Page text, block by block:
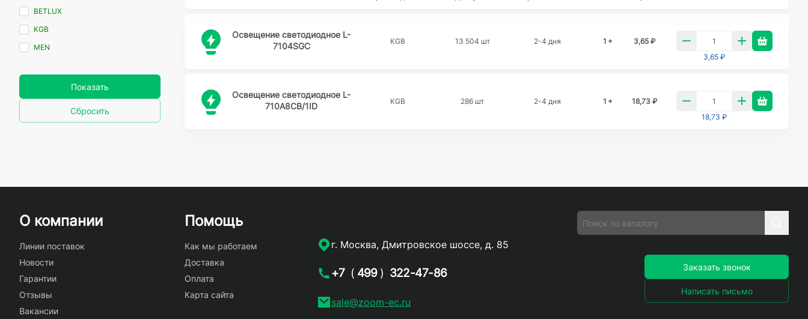
BETLUX
KGB
MEN
Показать
Сбросить
Освещение светодиодное L-
7104SGC
KGB 13 504 шт 2-4 дня 1 +
3,65 ₽
3,65 ₽
Освещение светодиодное L-
710A8CB/1ID
KGB 286 шт 2-4 дня 1 +
18,73 ₽
18,73 ₽
О компании
Линии поставок
Новости
Гарантии
Отзывы
Вакансии
Помощь
Как мы работаем
Доставка
Оплата
Карта сайта
г. Москва, Дмитровское шоссе, д. 85
+7 ( 499 ) 322-47-86
sale@zoom-ec.ru
Заказать звонок
Написать письмо